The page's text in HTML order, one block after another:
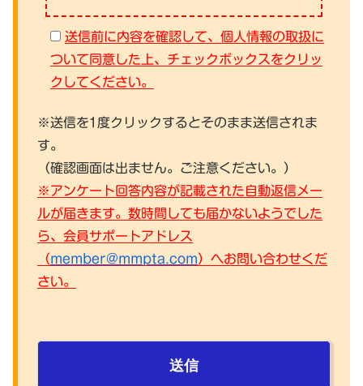
送信前に内容を確認して、個人情報の取扱に
ついて同意した上、チェックボックスをクリッ
クしてください。
※送信を1度クリックするとそのまま送信されま
す。
（確認画面は出ません。ご注意ください。）
※アンケート回答内容が記載された自動返信メー
ルが届きます。数時間しても届かないようでした
ら、会員サポートアドレス
（member@mmpta.com）へお問い合わせくだ
さい。